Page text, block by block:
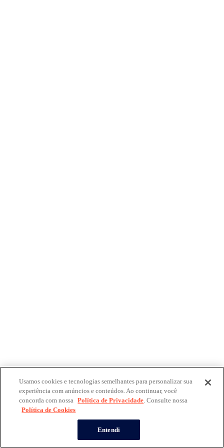
Usamos cookies e tecnologias semelhantes para personalizar sua
experiência com anúncios e conteúdos. Ao continuar, você
concorda com nossa Política de Privacidade. Consulte nossa
Política de Cookies
Entendi